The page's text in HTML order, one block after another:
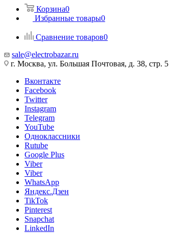
Корзина0
Избранные товары0
Сравнение товаров0
sale@electrobazar.ru
г. Москва, ул. Большая Почтовая, д. 38, стр. 5
Вконтакте
Facebook
Twitter
Instagram
Telegram
YouTube
Одноклассники
Rutube
Google Plus
Viber
Viber
WhatsApp
Яндекс.Дзен
TikTok
Pinterest
Snapchat
LinkedIn